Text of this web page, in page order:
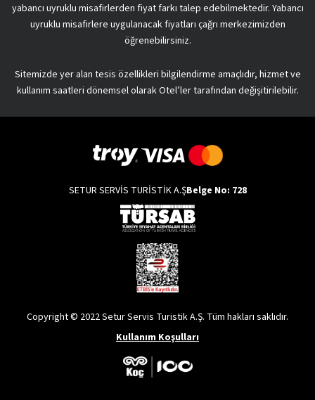
yabancı uyruklu misafirlerden fiyat farkı talep edebilmektedir. Yabancı
uyruklu misafirlere uygulanacak fiyatları çağrı merkezimizden
öğrenebilirsiniz.
Sitemizde yer alan tesis özellikleri bilgilendirme amaçlıdır, hizmet ve
kullanım saatleri dönemsel olarak Otel’ler tarafından değişitirilebilir.
SETUR SERVİS TURİSTİK A.ŞBelge No: 728
Copyright © 2022 Setur Servis Turistik A.Ş. Tüm hakları saklıdır.
Kullanım Koşulları